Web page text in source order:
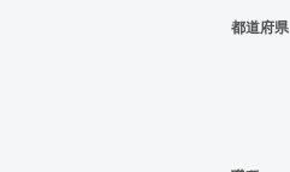
都道府県